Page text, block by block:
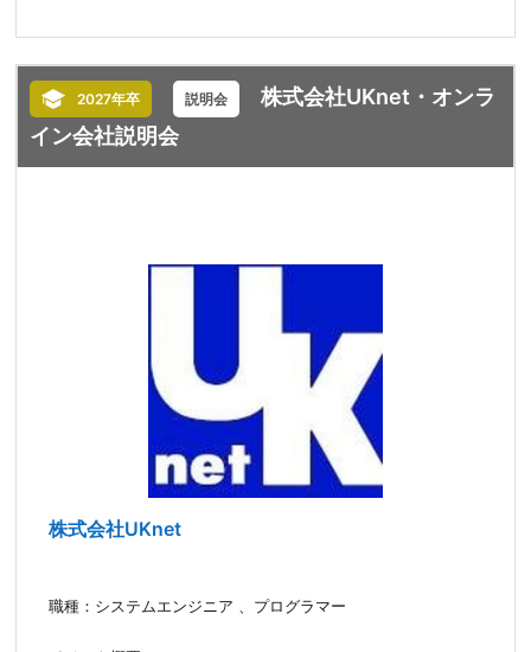
2027年卒 説明会
株式会社UKnet・オンラ
イン会社説明会
株式会社UKnet
職種：システムエンジニア 、プログラマー